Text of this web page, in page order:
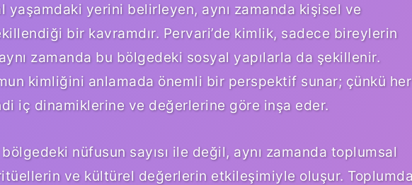
yerini belirleyen, aynı zamanda kişisel ve
bir kavramdır. Pervari’de kimlik, sadece bireylerin
zamanda bu bölgedeki sosyal yapılarla da şekillenir.
kimliğini anlamada önemli bir perspektif sunar; çünkü her
iç dinamiklerine ve değerlerine göre inşa eder.
nüfusun sayısı ile değil, aynı zamanda toplumsal
ve kültürel değerlerin etkileşimiyle oluşur.